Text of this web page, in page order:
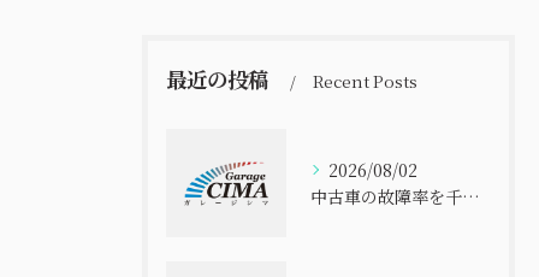
最近の投稿 Recent Posts
2026/08/02
中古車の故障率を千葉県で比べて安全に選ぶ実践ポイント